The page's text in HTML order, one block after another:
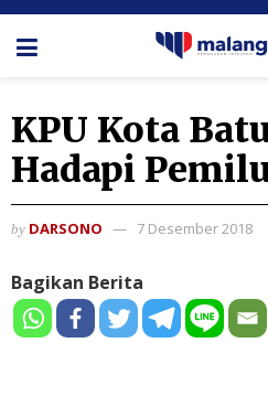
KPU Kota
Hadapi
by DARSONO 7 Desember 2018
Bagikan Berita